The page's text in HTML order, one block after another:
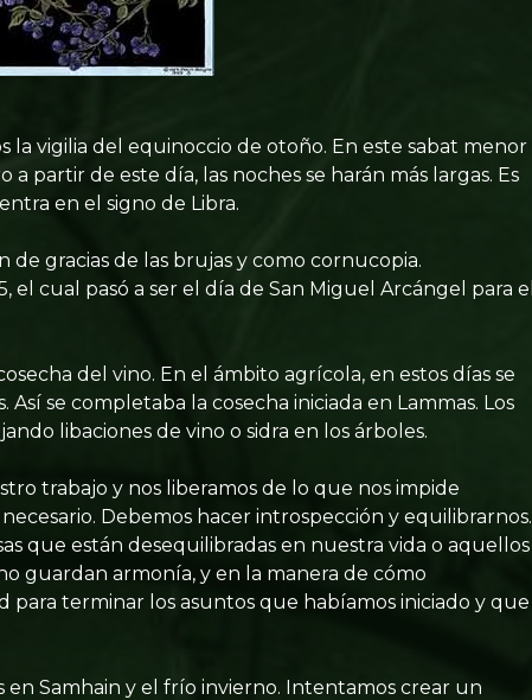
vigilia del equinoccio de otoño. En este sabat menor
partir de este día, las noches se harán más largas. Es
en el signo de Libra.
gracias de las brujas y como cornucopia.
cual pasó a ser el día de San Miguel Arcángel para el
del vino. En el ámbito agrícola, en estos días se
se completaba la cosecha iniciada en Lammas. Los
libaciones de vino o sidra en los árboles.
trabajo y nos liberamos de lo que nos impide
Debemos hacer introspección y equilibrarnos.
que están desequilibradas en nuestra vida o aquellos
guardan armonía, y en la manera de cómo
terminar los asuntos que habíamos iniciado y que
en Samhain y el frío invierno. Intentamos crear un